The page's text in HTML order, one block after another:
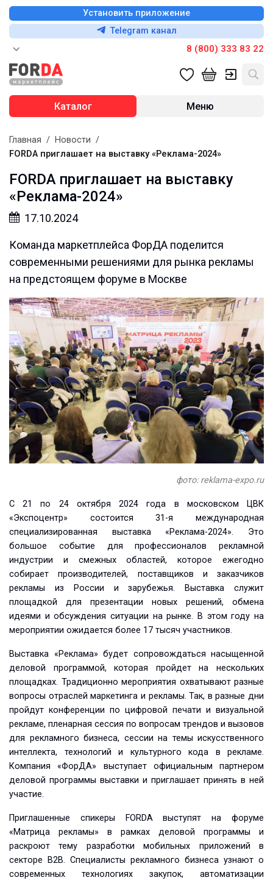
Установить приложение
Telegram канал
8 (800) 333 83 22
Каталог Меню
Главная / Новости /
FORDA приглашает на выставку «Реклама-2024»
FORDA приглашает на выставку
«Реклама-2024»
17.10.2024
Команда маркетплейса ФорДА поделится
современными решениями для рынка рекламы
на предстоящем форуме в Москве
фото: reklama-expo.ru
С 21 по 24 октября 2024 года в московском ЦВК
«Экспоцентр» состоится 31-я международная
специализированная выставка «Реклама-2024». Это
большое событие для профессионалов рекламной
индустрии и смежных областей, которое ежегодно
собирает производителей, поставщиков и заказчиков
рекламы из России и зарубежья. Выставка служит
площадкой для презентации новых решений, обмена
идеями и обсуждения ситуации на рынке. В этом году на
мероприятии ожидается более 17 тысяч участников.
Выставка «Реклама» будет сопровождаться насыщенной
деловой программой, которая пройдет на нескольких
площадках. Традиционно мероприятия охватывают разные
вопросы отраслей маркетинга и рекламы. Так, в разные дни
пройдут конференции по цифровой печати и визуальной
рекламе, пленарная сессия по вопросам трендов и вызовов
для рекламного бизнеса, сессии на темы искусственного
интеллекта, технологий и культурного кода в рекламе.
Компания «ФорДА» выступает официальным партнером
деловой программы выставки и приглашает принять в ней
участие.
Приглашенные спикеры FORDA выступят на форуме
«Матрица рекламы» в рамках деловой программы и
раскроют тему разработки мобильных приложений в
секторе B2B. Специалисты рекламного бизнеса узнают о
современных технологиях закупок, автоматизации